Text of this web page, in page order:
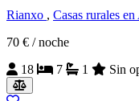
Rianxo , Casas rurales
70 € / noche
18
7 1 Sin